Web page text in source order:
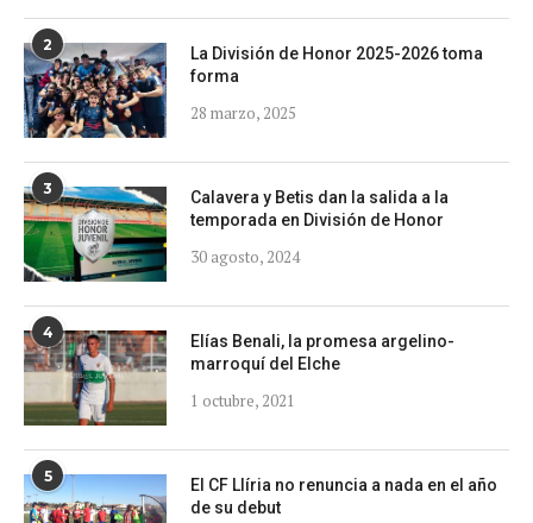
2
La División de Honor 2025-2026 toma
forma
28 marzo, 2025
3
Calavera y Betis dan la salida a la
temporada en División de Honor
30 agosto, 2024
4
Elías Benali, la promesa argelino-
marroquí del Elche
1 octubre, 2021
5
El CF Llíria no renuncia a nada en el año
de su debut